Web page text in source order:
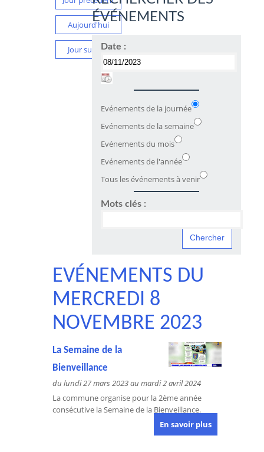
Aujourd'hui
Jour suivant
ÉVÉNEMENTS
Date :
Evénements de la journée
Evénements de la semaine
Evénements du mois
Evénements de l'année
Tous les événements à venir
Mots clés :
EVÉNEMENTS DU
MERCREDI 8
NOVEMBRE 2023
La Semaine de la
Bienveillance
du lundi 27 mars 2023 au mardi 2 avril 2024
La commune organise pour la 2ème année
consécutive la Semaine de la Bienveillance.
En savoir plus